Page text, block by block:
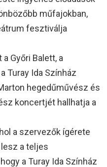
műfajokban,
fesztiválja
Győri Balett, a
Turay Ida Színház
hegedűművész és
koncertjét hallhatja a
a szervezők ígérete
a teljes
a Turay Ida Színház